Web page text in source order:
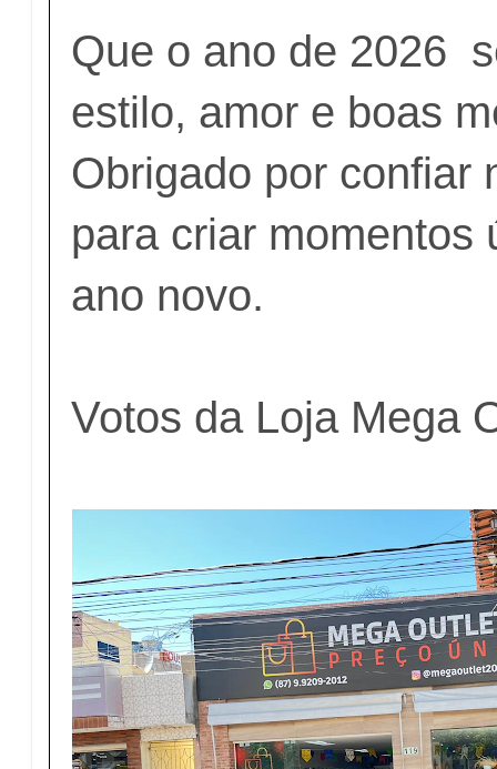
Que o ano de 2026
estilo, amor e boas
Obrigado por confiar
para criar momentos
ano novo.
Votos da Loja Mega